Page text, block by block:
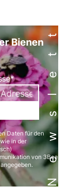
Newsletter
Bienen
Daten für den
in der
von 3Bee
angegeben.